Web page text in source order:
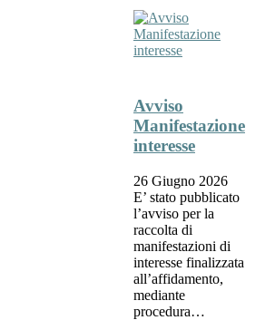
Avviso
Manifestazione
interesse
26 Giugno 2026
E’ stato pubblicato
l’avviso per la
raccolta di
manifestazioni di
interesse finalizzata
all’affidamento,
mediante
procedura…